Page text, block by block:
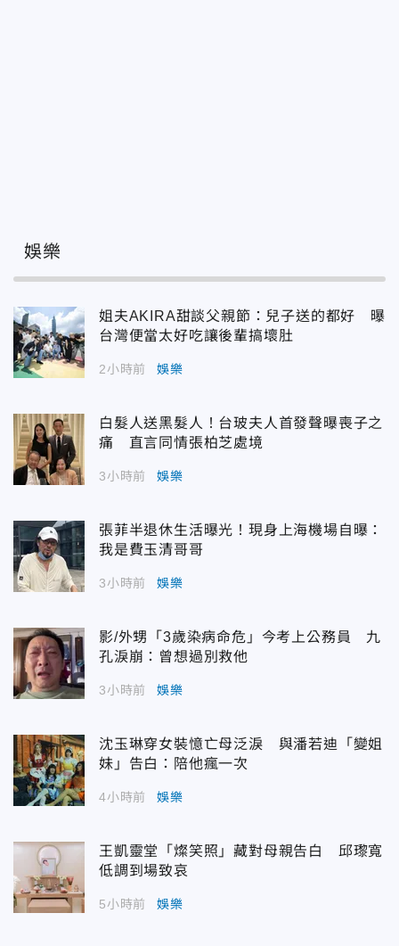
娛樂
姐夫AKIRA甜談父親節：兒子送的都好 曝
台灣便當太好吃讓後輩搞壞肚
2小時前 娛樂
白髮人送黑髮人！台玻夫人首發聲曝喪子之
痛 直言同情張柏芝處境
3小時前 娛樂
張菲半退休生活曝光！現身上海機場自曝：
我是費玉清哥哥
3小時前 娛樂
影/外甥「3歲染病命危」今考上公務員 九
孔淚崩：曾想過別救他
3小時前 娛樂
沈玉琳穿女裝憶亡母泛淚 與潘若迪「變姐
妹」告白：陪他瘋一次
4小時前 娛樂
王凱靈堂「燦笑照」藏對母親告白 邱瓈寬
低調到場致哀
5小時前 娛樂